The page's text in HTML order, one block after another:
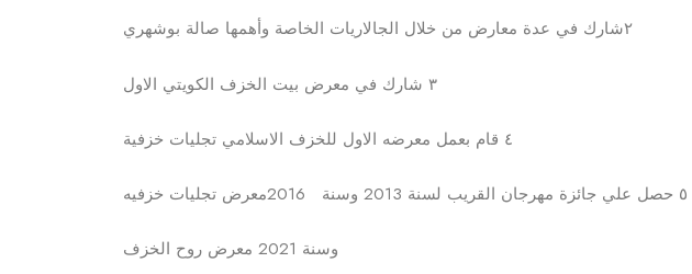
‎٢شارك في عدة معارض من خلال الجالاريات الخاصة وأهمها صالة بوشهري
‎٣ شارك في معرض بيت الخزف الكويتي الاول
‎٤ قام بعمل معرضه الاول للخزف الاسلامي تجليات خزفية
‎٥ حصل علي جائزة مهرجان القريب لسنة 2013 وسنة 2016معرض تجليات خزفيه
وسنة 2021 معرض روح الخزف